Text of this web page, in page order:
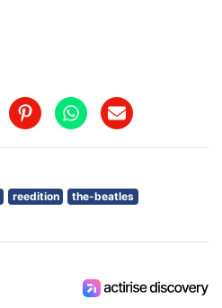
reedition
the-beatles